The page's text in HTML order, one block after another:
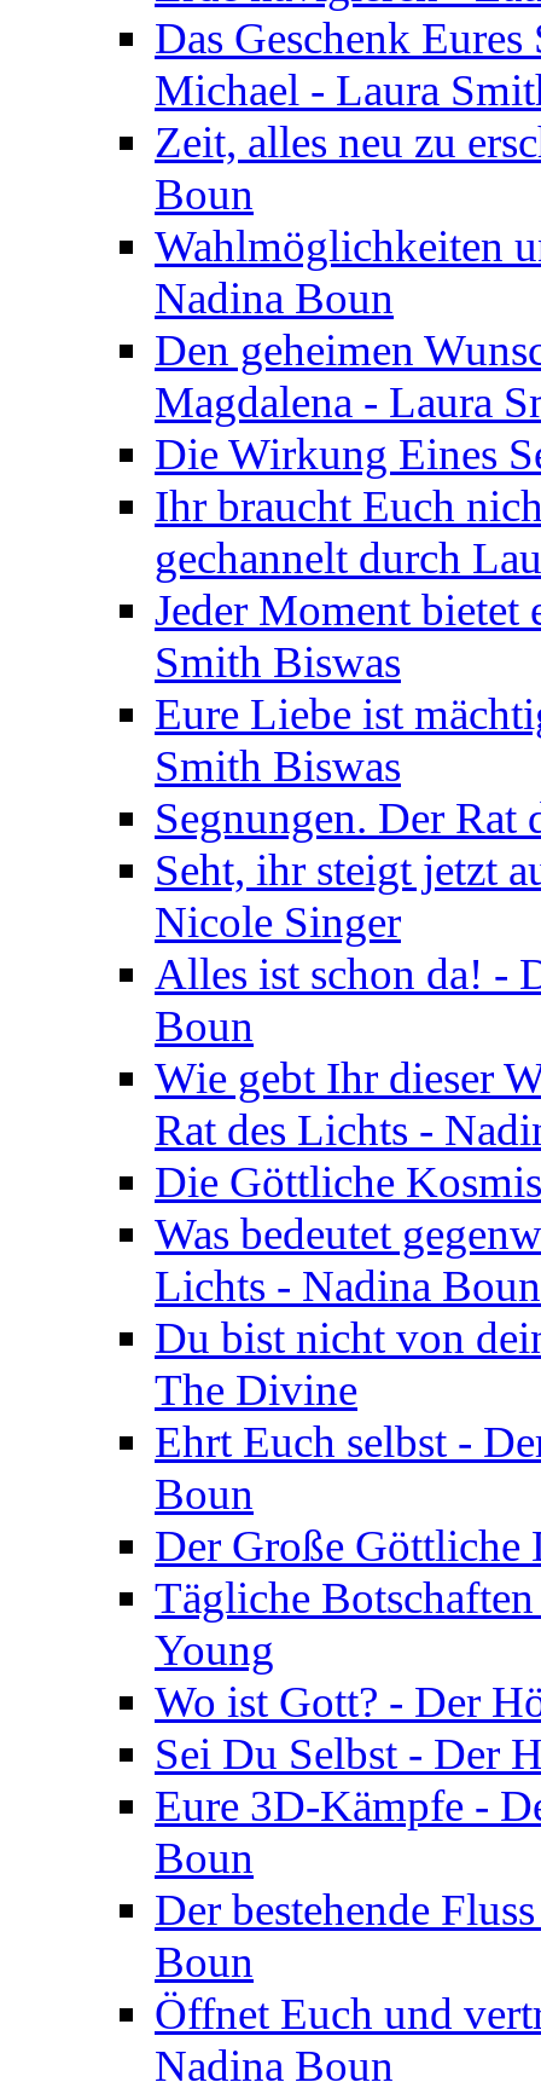
Das Geschenk
Michael - Laura
Zeit, alles neu zu
Boun
Wahlmöglichkeiten
Nadina Boun
Den geheimen
Magdalena - Laura
Die Wirkung Eines
Ihr braucht Euch
gechannelt durch
Jeder Moment bietet
Smith Biswas
Eure Liebe ist
Smith Biswas
Segnungen. Der
Seht, ihr steigt jetzt
Nicole Singer
Alles ist schon da! -
Boun
Wie gebt Ihr dieser
Rat des Lichts -
Die Göttliche
Was bedeutet
Lichts - Nadina Boun
Du bist nicht von
The Divine
Ehrt Euch selbst -
Boun
Der Große
Tägliche
Young
Wo ist Gott? - Der
Sei Du Selbst - Der
Eure 3D-Kämpfe -
Boun
Der bestehende
Boun
Öffnet Euch und
Nadina Boun